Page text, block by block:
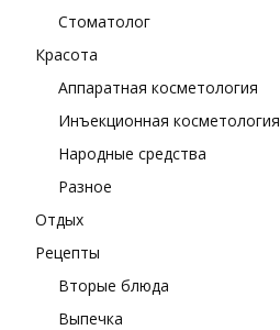
Стоматолог
Красота
Аппаратная косметология
Инъекционная косметология
Народные средства
Разное
Отдых
Рецепты
Вторые блюда
Выпечка